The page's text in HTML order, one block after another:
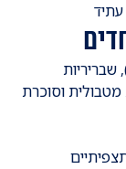
שבריריות
וסוכרת